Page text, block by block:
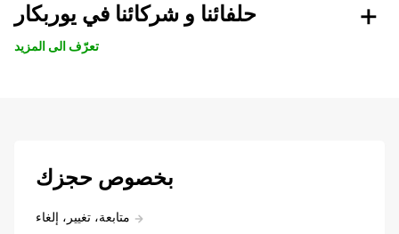
حلفائنا و شركائنا في يوربكار
تعرّف الى المزيد
بخصوص حجزك
متابعة، تغيير، إلغاء